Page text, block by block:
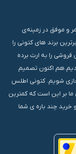
تجربه‌ای مستمر و موفق در زمینه‌ی
برند های کتونی را
را به ارث برده
اکنون تصمیم
شویم. کتونی اطلس
بر این است که کمترین
چند باره ی شما